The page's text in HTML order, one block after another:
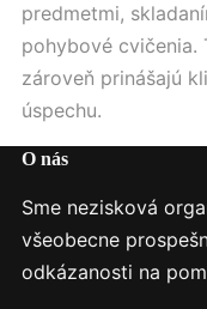
predmetmi,
pohybové cvičenia.
zároveň prinášajú
úspechu.
O nás
Sme nezisková
všeobecne
odkázanosti na